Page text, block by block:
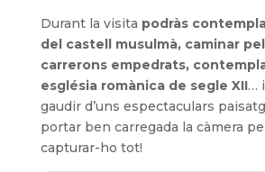
Durant la visita podràs
del castell musulmà, caminar
carrerons empedrats,
església romànica de segle XII…
gaudir d’uns espectaculars
portar ben carregada la càmera
capturar-ho tot!